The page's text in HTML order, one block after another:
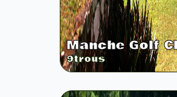
Manche Golf
9trous